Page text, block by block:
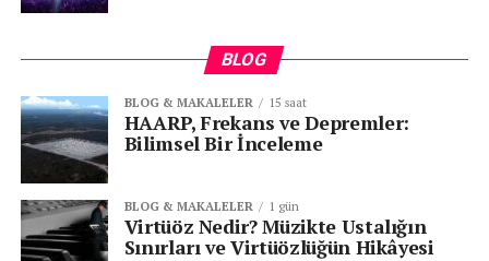
BLOG
BLOG & MAKALELER 15 saat
HAARP, Frekans ve Depremler:
Bilimsel Bir İnceleme
BLOG & MAKALELER 1 gün
Virtüöz Nedir? Müzikte Ustalığın
Sınırları ve Virtüözlüğün Hikâyesi